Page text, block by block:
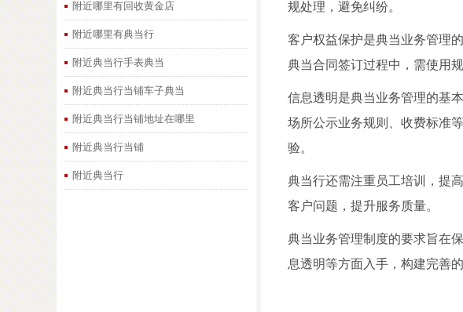
附近哪里有回收黄金店
附近哪里有典当行
附近典当行手表典当
附近典当行当铺车子典当
附近典当行当铺地址在哪里
附近典当行当铺
附近典当行
规处理，避免纠纷。
客户权益保护是典当业务管理
典当合同签订过程中，需使用
信息透明是典当业务管理的基
场所公示业务规则、收费标准
验。
典当行还需注重员工培训，提
客户问题，提升服务质量。
典当业务管理制度的要求旨在
息透明等方面入手，构建完善